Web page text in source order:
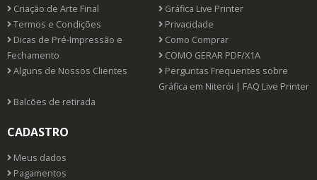
Criação de Arte Final
Gráfica Live Printer
Termos e Condições
Privacidade
Dicas de Pré-Impressão e
Fechamento
Como Comprar
COMO GERAR PDF/X1A
Alguns de Nossos Clientes
Perguntas Frequentes sobre
Gráfica em Niterói | FAQ Live Printer
Balcões de retirada
CADASTRO
Meus dados
Pagamentos